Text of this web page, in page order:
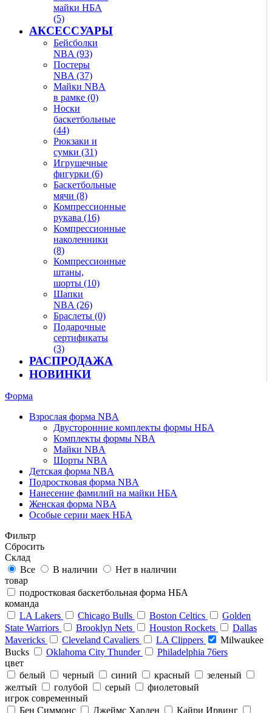
майки НБА
(5)
АКСЕССУАРЫ
Бейсболки
NBA (93)
Постеры
NBA (37)
Майки NBA
в рамке (0)
Носки
баскетбольные
(44)
Рюкзаки и
сумки (31)
Игрушечные
фигурки (6)
Баскетбольные
мячи (8)
Компрессионные
рукава (16)
Компрессионные
наколенники
(8)
Компрессионные
штаны,
шорты (10)
Шапки
NBA (26)
Браслеты (0)
Подарочные
сертификаты
(3)
РАСПРОДАЖА
НОВИНКИ
Форма
Взрослая форма NBA
Двусторонние комплекты формы НБА
Комплекты формы NBA
Майки NBA
Шорты NBA
Детская форма NBA
Подростковая форма NBA
Нанесение фамилий на майки НБА
Женская форма NBA
Особые серии маек НБА
Фильтр
Сбросить
Склад
Все
В наличии
Нет в наличии
товар
подростковая баскетбольная форма НБА
команда
LA Lakers
Chicago Bulls Boston Celtics
Golden
State Warriors
Brooklyn Nets Houston Rockets
Dallas
Mavericks
Cleveland Cavaliers LA Clippers
Milwaukee
Bucks
Oklahoma City Thunder
Philadelphia 76ers
цвет
белый
черный синий красный
зеленый
желтый
голубой серый
фиолетовый
игрок современный
Бен Симмонс
Джеймс Харден Кайри Ирвинг